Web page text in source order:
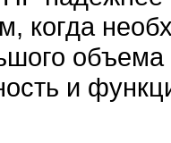
когда
и